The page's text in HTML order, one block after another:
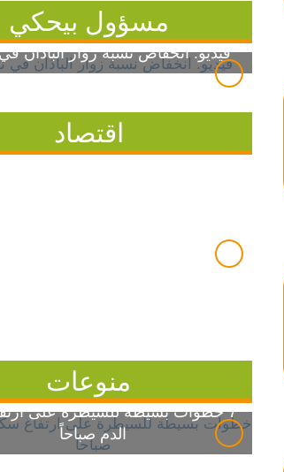
مسؤول بيحكي
فيديو: انخفاض نسبة زوار الباذان
اقتصاد
منوعات
7 خطوات بسيطة للسيطرة على
الدم صباحاً